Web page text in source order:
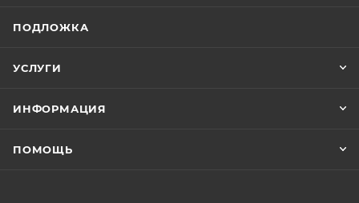
ПОДЛОЖКА
УСЛУГИ
ИНФОРМАЦИЯ
ПОМОЩЬ